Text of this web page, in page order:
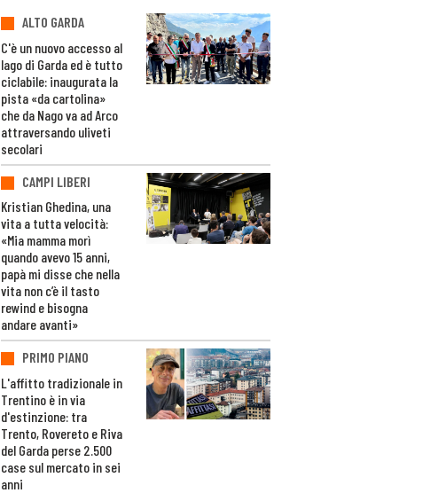
ALTO GARDA
C'è un nuovo accesso al
lago di Garda ed è tutto
ciclabile: inaugurata la
pista «da cartolina»
che da Nago va ad Arco
attraversando uliveti
secolari
CAMPI LIBERI
Kristian Ghedina, una
vita a tutta velocità:
«Mia mamma morì
quando avevo 15 anni,
papà mi disse che nella
vita non c’è il tasto
rewind e bisogna
andare avanti»
PRIMO PIANO
L'affitto tradizionale in
Trentino è in via
d'estinzione: tra
Trento, Rovereto e Riva
del Garda perse 2.500
case sul mercato in sei
anni